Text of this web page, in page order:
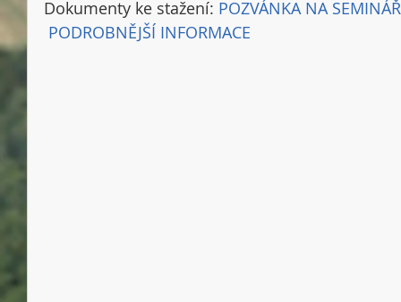
Dokumenty ke stažení: POZVÁNKA NA SEMINÁŘ
PODROBNĚJŠÍ INFORMACE